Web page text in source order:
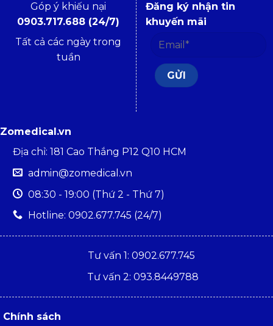
Góp ý khiếu nại
0903.717.688 (24/7)
Tất cả các ngày trong
tuần
Đăng ký nhận tin
khuyến mãi
Zomedical.vn
Địa chỉ: 181 Cao Thắng P12 Q10 HCM
admin@zomedical.vn
08:30 - 19:00 (Thứ 2 - Thứ 7)
Hotline: 0902.677.745 (24/7)
Tư vấn 1: 0902.677.745
Tư vấn 2: 093.8449788
Chính sách